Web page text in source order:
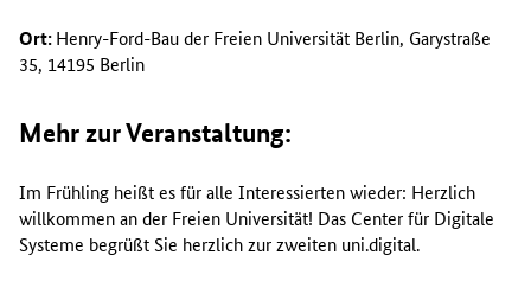
Ort:Henry-Ford-Bau der Freien Universität Berlin, Garystraße
35, 14195 Berlin
Mehr zur Veranstaltung:
Im Frühling heißt es für alle Interessierten wieder: Herzlich
willkommen an der Freien Universität! Das Center für Digitale
Systeme begrüßt Sie herzlich zur zweiten uni.digital.